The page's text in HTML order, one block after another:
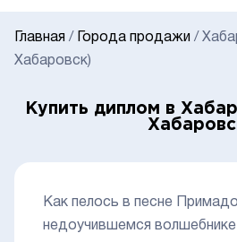
Главная / Города продажи /
Хабаровск)
Купить диплом в
Как пелось в песне
недоучившемся